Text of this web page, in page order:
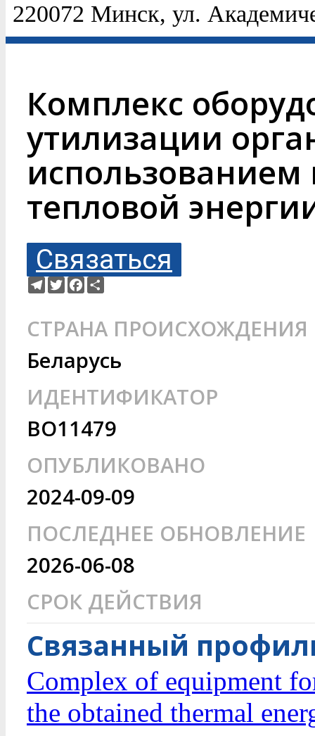
220072 Минск, ул.
Комплекс
утилизации
использованием
тепловой
Связаться
Telegram
TwitterFacebook
СТРАНА ПРОИСХОЖДЕНИЯ
Беларусь
ИДЕНТИФИКАТОР
BO11479
ОПУБЛИКОВАНО
2024-09-09
ПОСЛЕДНЕЕ ОБНОВЛЕНИЕ
2026-06-08
СРОК ДЕЙСТВИЯ
Связанный
Complex of equipment
the obtained thermal